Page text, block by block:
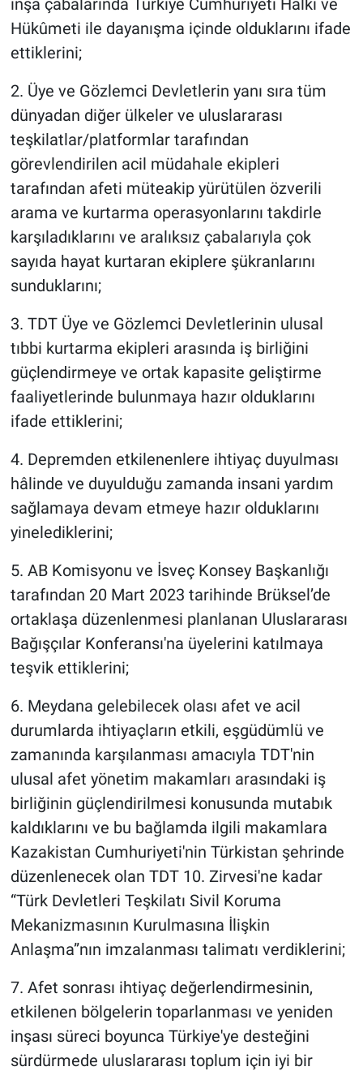
inşa çabalarında Türkiye Cumhuriyeti Halkı ve
Hükûmeti ile dayanışma içinde olduklarını ifade
ettiklerini;
2. Üye ve Gözlemci Devletlerin yanı sıra tüm
dünyadan diğer ülkeler ve uluslararası
teşkilatlar/platformlar tarafından
görevlendirilen acil müdahale ekipleri
tarafından afeti müteakip yürütülen özverili
arama ve kurtarma operasyonlarını takdirle
karşıladıklarını ve aralıksız çabalarıyla çok
sayıda hayat kurtaran ekiplere şükranlarını
sunduklarını;
3. TDT Üye ve Gözlemci Devletlerinin ulusal
tıbbi kurtarma ekipleri arasında iş birliğini
güçlendirmeye ve ortak kapasite geliştirme
faaliyetlerinde bulunmaya hazır olduklarını
ifade ettiklerini;
4. Depremden etkilenenlere ihtiyaç duyulması
hâlinde ve duyulduğu zamanda insani yardım
sağlamaya devam etmeye hazır olduklarını
yinelediklerini;
5. AB Komisyonu ve İsveç Konsey Başkanlığı
tarafından 20 Mart 2023 tarihinde Brüksel’de
ortaklaşa düzenlenmesi planlanan Uluslararası
Bağışçılar Konferansı'na üyelerini katılmaya
teşvik ettiklerini;
6. Meydana gelebilecek olası afet ve acil
durumlarda ihtiyaçların etkili, eşgüdümlü ve
zamanında karşılanması amacıyla TDT'nin
ulusal afet yönetim makamları arasındaki iş
birliğinin güçlendirilmesi konusunda mutabık
kaldıklarını ve bu bağlamda ilgili makamlara
Kazakistan Cumhuriyeti'nin Türkistan şehrinde
düzenlenecek olan TDT 10. Zirvesi'ne kadar
“Türk Devletleri Teşkilatı Sivil Koruma
Mekanizmasının Kurulmasına İlişkin
Anlaşma”nın imzalanması talimatı verdiklerini;
7. Afet sonrası ihtiyaç değerlendirmesinin,
etkilenen bölgelerin toparlanması ve yeniden
inşası süreci boyunca Türkiye'ye desteğini
sürdürmede uluslararası toplum için iyi bir